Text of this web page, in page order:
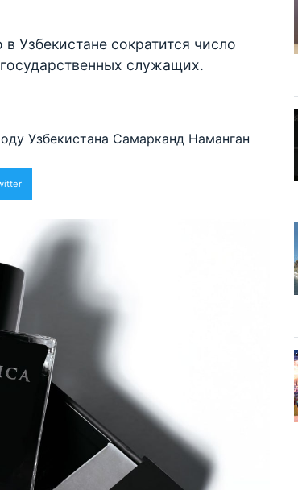
в Узбекистане сократится число
служащих.
Узбекистана Самарканд Наманган